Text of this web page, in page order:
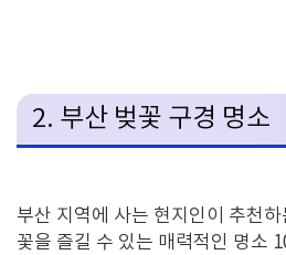
2. 부산 벚꽃 구경 명소
부산 지역에 사는 현지인이 추천하
꽃을 즐길 수 있는 매력적인 명소